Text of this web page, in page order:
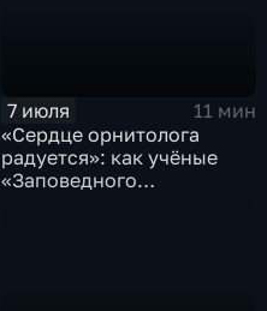
7 июля
11 мин
«Сердце орнитолога
радуется»: как учёные
«Заповедного